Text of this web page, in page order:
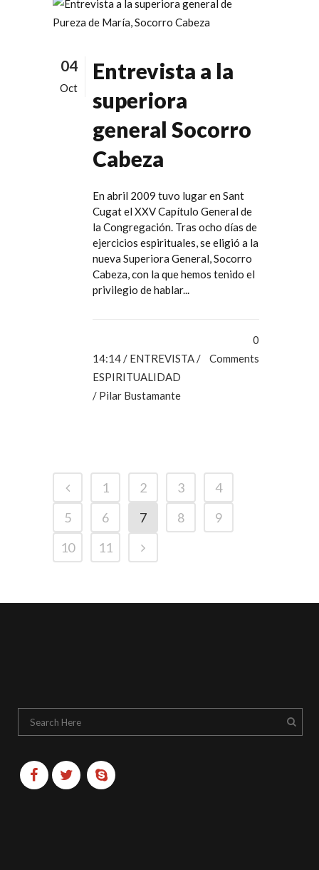
04
Oct
Entrevista a la
superiora
general Socorro
Cabeza
En abril 2009 tuvo lugar en Sant
Cugat el XXV Capítulo General de
la Congregación. Tras ocho días de
ejercicios espirituales, se eligió a la
nueva Superiora General, Socorro
Cabeza, con la que hemos tenido el
privilegio de hablar...
14:14 / ENTREVISTA/
ESPIRITUALIDAD
/ Pilar Bustamante
0
Comments
1 2 3
4
5
6 7 8
9
10
11